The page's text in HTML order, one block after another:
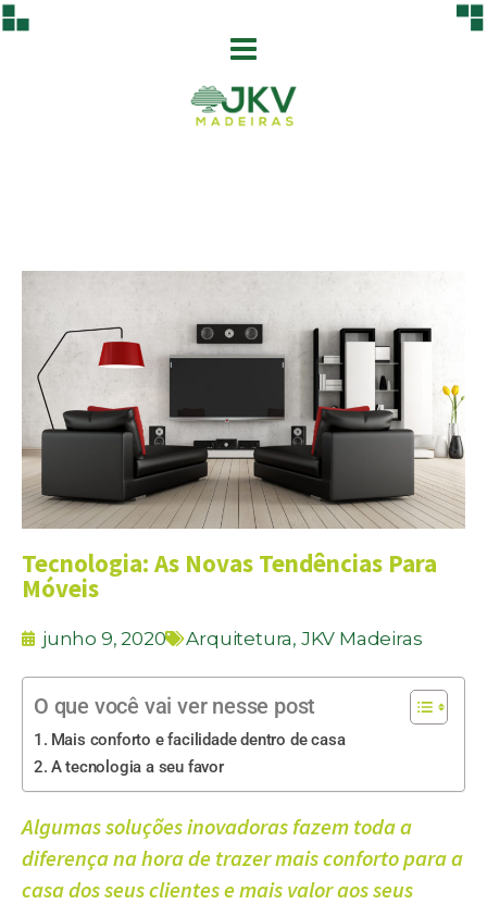
Tecnologia: As Novas Tendências Para
Móveis
junho 9, 2020 Arquitetura, JKV Madeiras
O que você vai ver nesse post
Mais conforto e facilidade dentro de casa
A tecnologia a seu favor
Algumas soluções inovadoras fazem toda a
diferença na hora de trazer mais conforto para a
casa dos seus clientes e mais valor aos seus